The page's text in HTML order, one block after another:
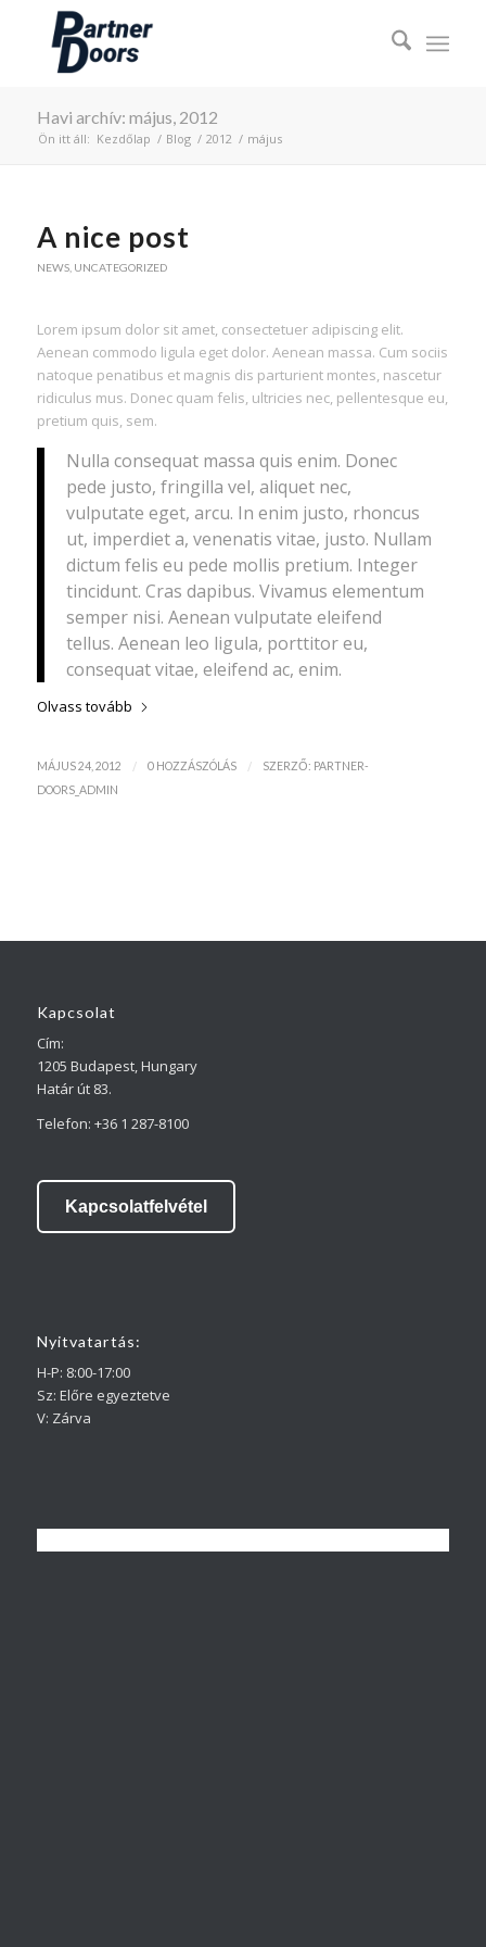
Havi archív: május, 2012
Ön itt áll: Kezdőlap / Blog / 2012 / május
A nice post
NEWS, UNCATEGORIZED
Lorem ipsum dolor sit amet, consectetuer adipiscing elit.
Aenean commodo ligula eget dolor. Aenean massa. Cum sociis
natoque penatibus et magnis dis parturient montes, nascetur
ridiculus mus. Donec quam felis, ultricies nec, pellentesque eu,
pretium quis, sem.
Nulla consequat massa quis enim. Donec
pede justo, fringilla vel, aliquet nec,
vulputate eget, arcu. In enim justo, rhoncus
ut, imperdiet a, venenatis vitae, justo. Nullam
dictum felis eu pede mollis pretium. Integer
tincidunt. Cras dapibus. Vivamus elementum
semper nisi. Aenean vulputate eleifend
tellus. Aenean leo ligula, porttitor eu,
consequat vitae, eleifend ac, enim.
Olvass tovább
MÁJUS 24, 2012 / 0 HOZZÁSZÓLÁS / SZERZŐ: PARTNER-
DOORS_ADMIN
Kapcsolat
Cím:
1205 Budapest, Hungary
Határ út 83.
Telefon: +36 1 287-8100
Kapcsolatfelvétel
Nyitvatartás:
H-P: 8:00-17:00
Sz: Előre egyeztetve
V: Zárva